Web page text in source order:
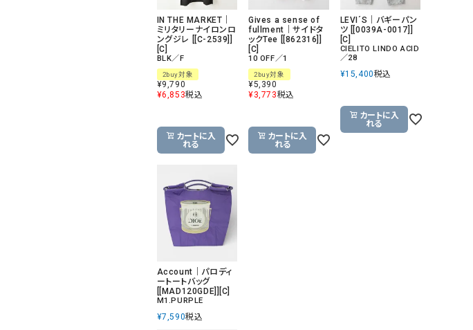
CONVERSE ALL STAR（コンバースオー
ルスター）
Risley（リズレー）
Champion（チャンピオン）
DENIM DUNGAREE（デニムダンガリー） SO（エスオー）
Deck（ディック）
SCOTCH&SODA（スコッチ
FLAVOR TEE（フレーバーティー）
GO TO HOLLYWOOD（ゴートゥーハリウ
ッド）
G-STAR RAW（ジースターロウ）
GOOD SPEED（グッドスピード）
GAIMO（ガイモ）
IN THE MARKET｜
ミリタリーナイロンロ
ングジレ [[C-2539]]
[C]
BLK／F
2buy対象
¥9,790
¥6,853税込
カートに入
れる
Gives a sense of
fullment｜サイドタ
ックTee [[862316]]
[C]
10 OFF／1
2buy対象
¥5,390
¥3,773税込
カートに入
れる
LEVI´S｜バギーパン
ツ [[0039A-0017]]
[C]
CIELITO LINDO ACID
／28
¥15,400税込
カートに入
れる
Account｜パロディ
ートートバッグ
[[MAD120GDE]][C]
M1.PURPLE
¥7,590税込